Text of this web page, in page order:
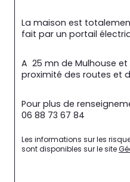
La maison est
fait par un portail
A  25 mn de Mulhouse et
proximité des routes et
Pour plus de
06 88 73 67 84
Les informations sur les
sont disponibles sur le site